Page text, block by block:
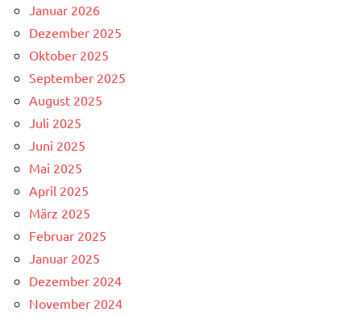
Januar 2026
Dezember 2025
Oktober 2025
September 2025
August 2025
Juli 2025
Juni 2025
Mai 2025
April 2025
März 2025
Februar 2025
Januar 2025
Dezember 2024
November 2024